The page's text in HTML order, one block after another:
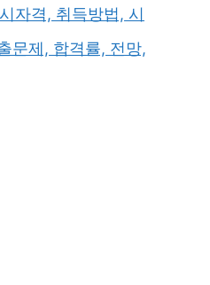
자격, 취득방법, 시
문제, 합격률, 전망,